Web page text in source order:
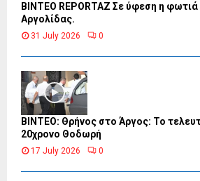
BINTEO REPORTAZ Σε ύφεση η
Αργολίδας.
31 July 2026 0
ΒΙΝΤΕΟ: Θρήνος στο Άργος: Το
20χρονο Θοδωρή
17 July 2026 0